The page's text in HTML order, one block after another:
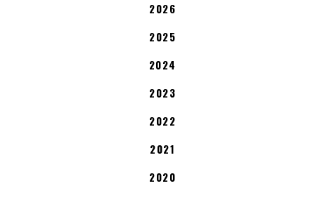
2026
2025
2024
2023
2022
2021
2020